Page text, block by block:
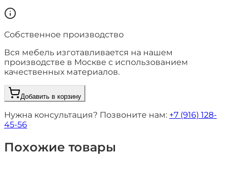
Собственное производство
Вся мебель изготавливается на нашем
производстве в Москве с использованием
качественных материалов.
Добавить в корзину
Нужна консультация? Позвоните нам: +7 (916) 128-
45-56
Похожие товары